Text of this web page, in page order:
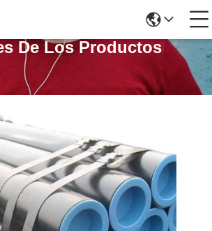
De Los Productos